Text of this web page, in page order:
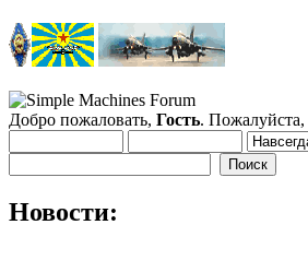
Добро пожаловать, Гость. Пожалуйста,
Новости: